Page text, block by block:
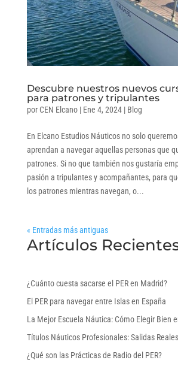
Descubre nuestros nuevos
para patrones y tripulantes
por CEN Elcano| Ene 4, 2024| Blog
En Elcano Estudios Náuticos no solo
aprendan a navegar aquellas personas que
patrones. Si no que también nos gustaría
pasión a tripulantes y acompañantes, para
los patrones mientras navegan, o...
« Entradas más antiguas
Artículos
¿Cuánto cuesta sacarse el PER en Madrid?
El PER para navegar entre Islas en España
La Mejor Escuela Náutica: Cómo Elegir Bien
Títulos Náuticos Profesionales: Salidas Reales
¿Qué son las Prácticas de Radio del PER?